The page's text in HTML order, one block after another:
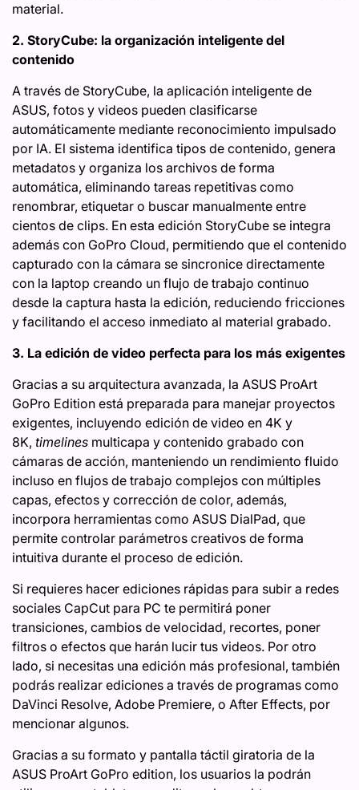
material.
2. StoryCube: la organización inteligente del
contenido
A través de StoryCube, la aplicación inteligente de
ASUS, fotos y videos pueden clasificarse
automáticamente mediante reconocimiento impulsado
por IA. El sistema identifica tipos de contenido, genera
metadatos y organiza los archivos de forma
automática, eliminando tareas repetitivas como
renombrar, etiquetar o buscar manualmente entre
cientos de clips. En esta edición StoryCube se integra
además con GoPro Cloud, permitiendo que el contenido
capturado con la cámara se sincronice directamente
con la laptop creando un flujo de trabajo continuo
desde la captura hasta la edición, reduciendo fricciones
y facilitando el acceso inmediato al material grabado.
3. La edición de video perfecta para los más exigentes
Gracias a su arquitectura avanzada, la ASUS ProArt
GoPro Edition está preparada para manejar proyectos
exigentes, incluyendo edición de video en 4K y
8K, timelines multicapa y contenido grabado con
cámaras de acción, manteniendo un rendimiento fluido
incluso en flujos de trabajo complejos con múltiples
capas, efectos y corrección de color, además,
incorpora herramientas como ASUS DialPad, que
permite controlar parámetros creativos de forma
intuitiva durante el proceso de edición.
Si requieres hacer ediciones rápidas para subir a redes
sociales CapCut para PC te permitirá poner
transiciones, cambios de velocidad, recortes, poner
filtros o efectos que harán lucir tus videos. Por otro
lado, si necesitas una edición más profesional, también
podrás realizar ediciones a través de programas como
DaVinci Resolve, Adobe Premiere, o After Effects, por
mencionar algunos.
Gracias a su formato y pantalla táctil giratoria de la
ASUS ProArt GoPro edition, los usuarios la podrán